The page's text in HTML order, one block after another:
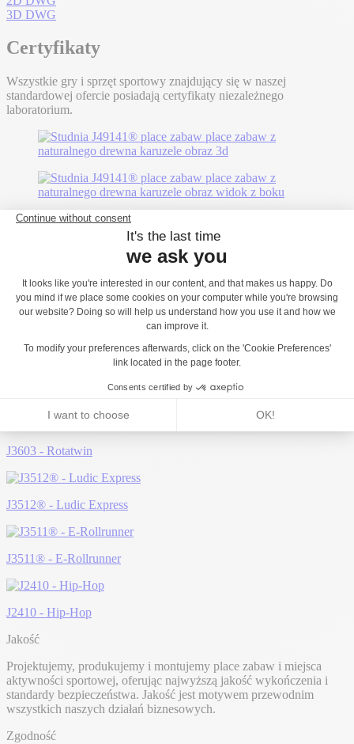
3D DWG
Certyfikaty
Wszystkie gry i sprzęt sportowy znajdujący się w naszej
standardowej ofercie posiadają certyfikaty niezależnego
laboratorium.
Może Ci się spodobać...
J3603 - Rotatwin
J3512® - Ludic Express
J3511® - E-Rollrunner
J2410 - Hip-Hop
Jakość
Projektujemy, produkujemy i montujemy place zabaw i miejsca
aktywności sportowej, oferując najwyższą jakość wykończenia i
standardy bezpieczeństwa. Jakość jest motywem przewodnim
wszystkich naszych działań biznesowych.
Zgodność